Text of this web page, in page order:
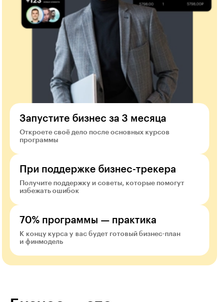
Запустите бизнес за 3 месяца
Откроете своё дело после основных курсов
программы
При поддержке бизнес-трекера
Получите поддержку и советы, которые помогут
избежать ошибок
70% программы — практика
К концу курса у вас будет готовый бизнес-план
и финмодель